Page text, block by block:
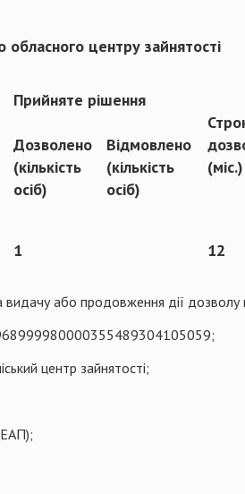
центру зайнятості
Прийняте рішення
(міс.)
Дозволено
(кількість
осіб)
Відмовлено
(кількість
осіб)
1 12
видачу або продовження дії дозволу
центр зайнятості;